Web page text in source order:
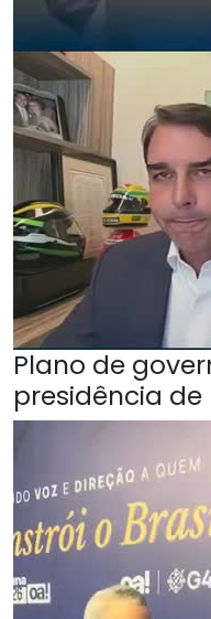
Plano de
presidência de